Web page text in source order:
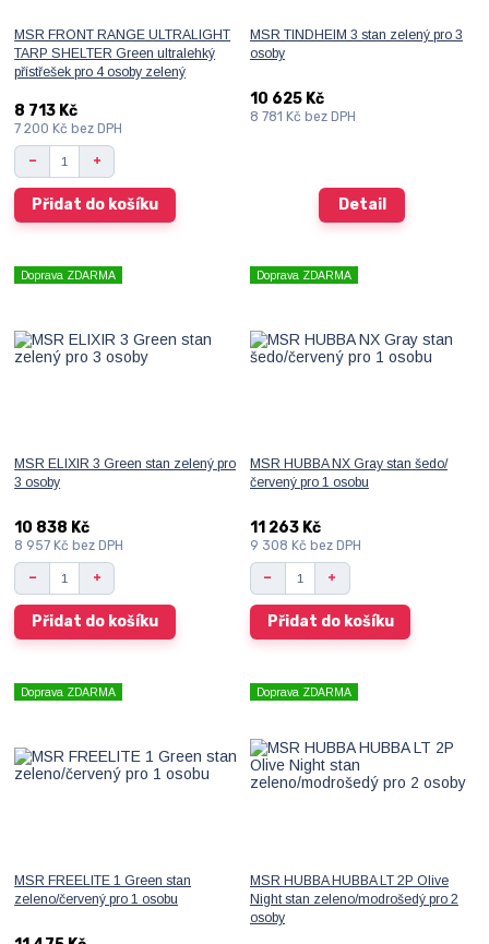
MSR FRONT RANGE ULTRALIGHT
TARP SHELTER Green ultralehký
přístřešek pro 4 osoby zelený
8 713 Kč
7 200 Kčbez DPH
Přidat do košíku
MSR TINDHEIM 3 stan zelený pro 3
osoby
10 625 Kč
8 781 Kč bez DPH
Detail
Doprava ZDARMA
MSR ELIXIR 3 Green stan zelený pro
3 osoby
10 838 Kč
8 957 Kčbez DPH
Přidat do košíku
Doprava ZDARMA
MSR HUBBA NX Gray stan šedo/
červený pro 1 osobu
11 263 Kč
9 308 Kč bez DPH
Přidat do košíku
Doprava ZDARMA
MSR FREELITE 1 Green stan
zeleno/červený pro 1 osobu
Doprava ZDARMA
MSR HUBBA HUBBA LT 2P Olive
Night stan zeleno/modrošedý pro 2
osoby